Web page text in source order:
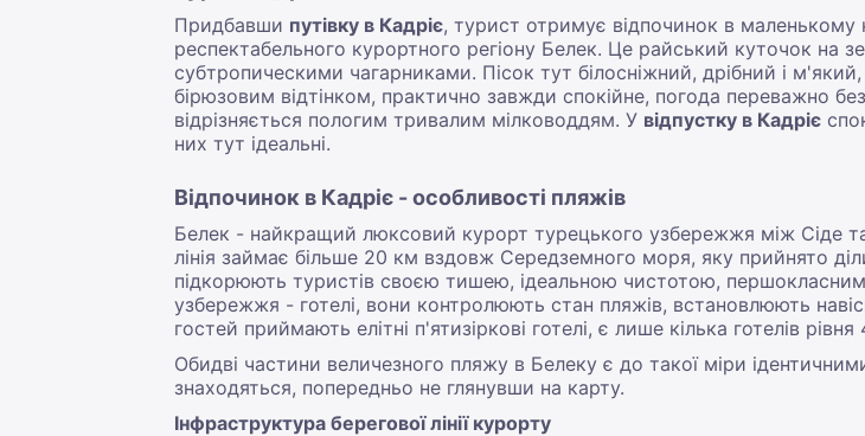
Придбавши путівку в Кадріє, турист отримує відпочинок в
респектабельного курортного регіону Белек. Це райський куточок на
субтропическими чагарниками. Пісок тут білосніжний, дрібний і
бірюзовим відтінком, практично завжди спокійне, погода переважно
відрізняється пологим тривалим мілководдям. У відпустку в Кадріє
них тут ідеальні.
Відпочинок в Кадріє - особливості пляжів
Белек - найкращий люксовий курорт турецького узбережжя між Сіде
лінія займає більше 20 км вздовж Середземного моря, яку прийнято
підкорюють туристів своєю тишею, ідеальною чистотою,
узбережжя - готелі, вони контролюють стан пляжів, встановлюють
гостей приймають елітні п'ятизіркові готелі, є лише кілька готелів рівня
Обидві частини величезного пляжу в Белеку є до такої міри
знаходяться, попередньо не глянувши на карту.
Інфраструктура берегової лінії курорту